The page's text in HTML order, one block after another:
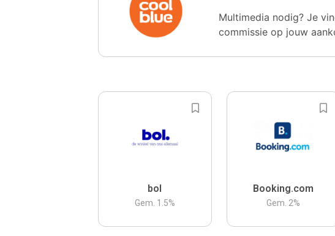
Multimedia nodig? Je
commissie op jouw
bol
Gem. 1.5%
Booking.com
Gem. 2%